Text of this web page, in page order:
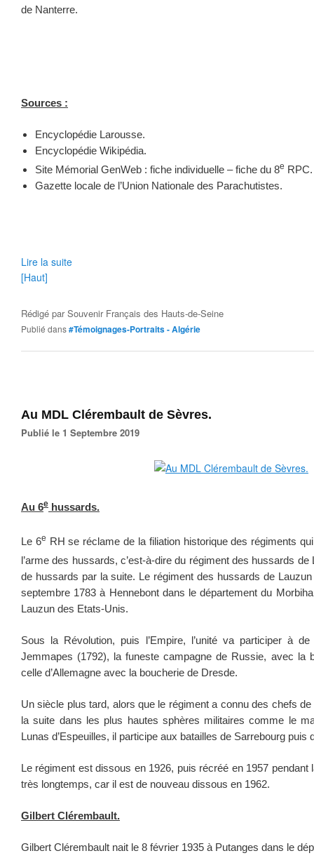
de Nanterre.
Sources :
Encyclopédie Larousse.
Encyclopédie Wikipédia.
Site Mémorial GenWeb : fiche individuelle – fiche du 8e RPC.
Gazette locale de l’Union Nationale des Parachutistes.
Lire la suite
[Haut]
Rédigé parSouvenir Français des Hauts-de-Seine
Publié dans#Témoignages-Portraits - Algérie
Au MDL Clérembault de Sèvres.
Publié le 1 Septembre 2019
Au 6e hussards.
Le 6e RH se réclame de la filiation historique des régiments
l’arme des hussards, c’est-à-dire du régiment des hussards de
de hussards par la suite. Le régiment des hussards de
septembre 1783 à Hennebont dans le département du
Lauzun des Etats-Unis.
Sous la Révolution, puis l’Empire, l’unité va participer à
Jemmapes (1792), la funeste campagne de Russie, avec la
celle d’Allemagne avec la boucherie de Dresde.
Un siècle plus tard, alors que le régiment a connu des chefs
la suite dans les plus hautes sphères militaires comme le
Lunas d’Espeuilles, il participe aux batailles de Sarrebourg puis
Le régiment est dissous en 1926, puis récréé en 1957 pendant
très longtemps, car il est de nouveau dissous en 1962.
Gilbert Clérembault.
Gilbert Clérembault nait le 8 février 1935 à Putanges dans le